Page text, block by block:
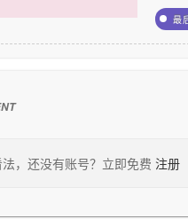
最
，还没有账号？立即免费 注册